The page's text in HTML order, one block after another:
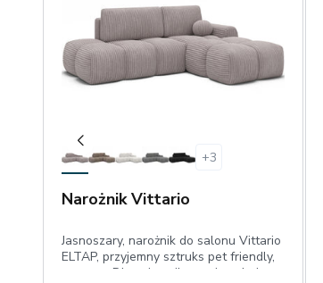
+3
Narożnik Vittario
Jasnoszary, narożnik do salonu Vittario
ELTAP, przyjemny sztruks pet friendly,
automat DL, pojemnik, powierzchnia